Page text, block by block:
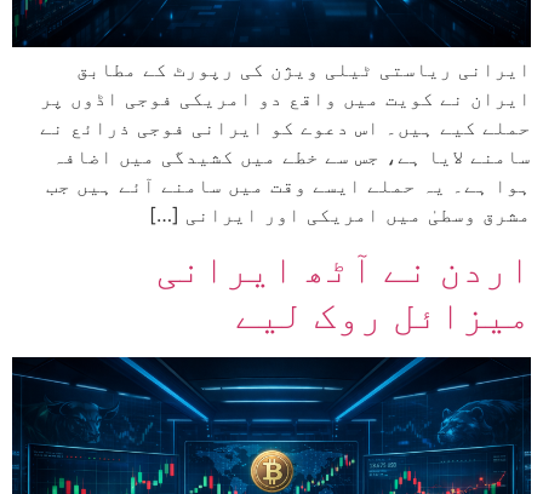
ایرانی ریاستی ٹیلی ویژن کی رپورٹ کے مطابق
ایران نے کویت میں واقع دو امریکی فوجی اڈوں پر
حملے کیے ہیں۔ اس دعوے کو ایرانی فوجی ذرائع نے
سامنے لایا ہے، جس سے خطے میں کشیدگی میں اضافہ
ہوا ہے۔ یہ حملے ایسے وقت میں سامنے آئے ہیں جب
مشرق وسطیٰ میں امریکی اور ایرانی […]
اردن نے آٹھ ایرانی
میزائل روک لیے